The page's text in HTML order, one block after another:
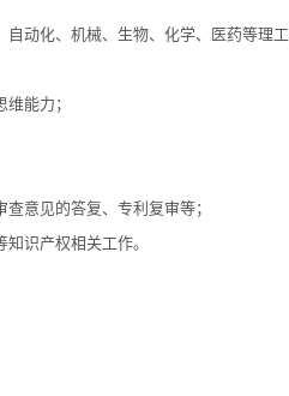
动化、机械、生物、化学、医药等理工
能力；
意见的答复、专利复审等；
识产权相关工作。